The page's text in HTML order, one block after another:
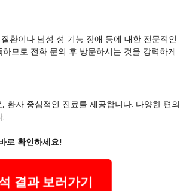
환이나 남성 성 기능 장애 등에 대한 전문적인
므로 전화 문의 후 방문하시는 것을 강력하게
환자 중심적인 진료를 제공합니다. 다양한 편의
.
로 확인하세요!
결과 보러가기